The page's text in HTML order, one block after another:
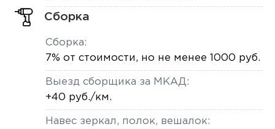
Сборка
Сборка:
7% от стоимости, но не менее 1000 руб.
Выезд сборщика за МКАД:
+40 руб./км.
Навес зеркал, полок, вешалок: